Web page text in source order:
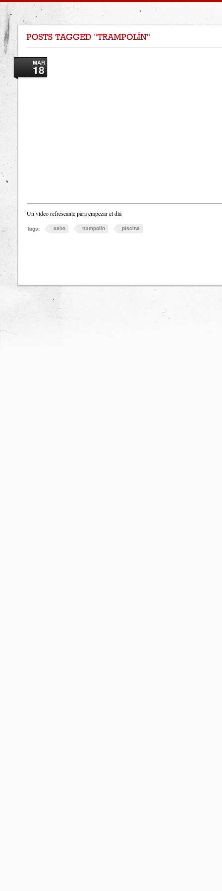
MAR
18
Un vídeo refrescante para empezar el día
Tags: salto trampolín piscina